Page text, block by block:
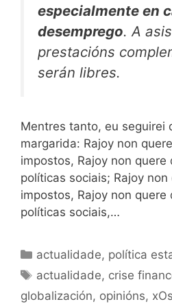
especialmente en
desemprego. A
prestacións
serán libres.
Mentres tanto, eu seguirei
margarida: Rajoy non
impostos, Rajoy non quere
políticas sociais; Rajoy
impostos, Rajoy non quere
políticas sociais,…
Categorías
actualidade, política
Etiquetas
actualidade, crise
globalización, opinións,